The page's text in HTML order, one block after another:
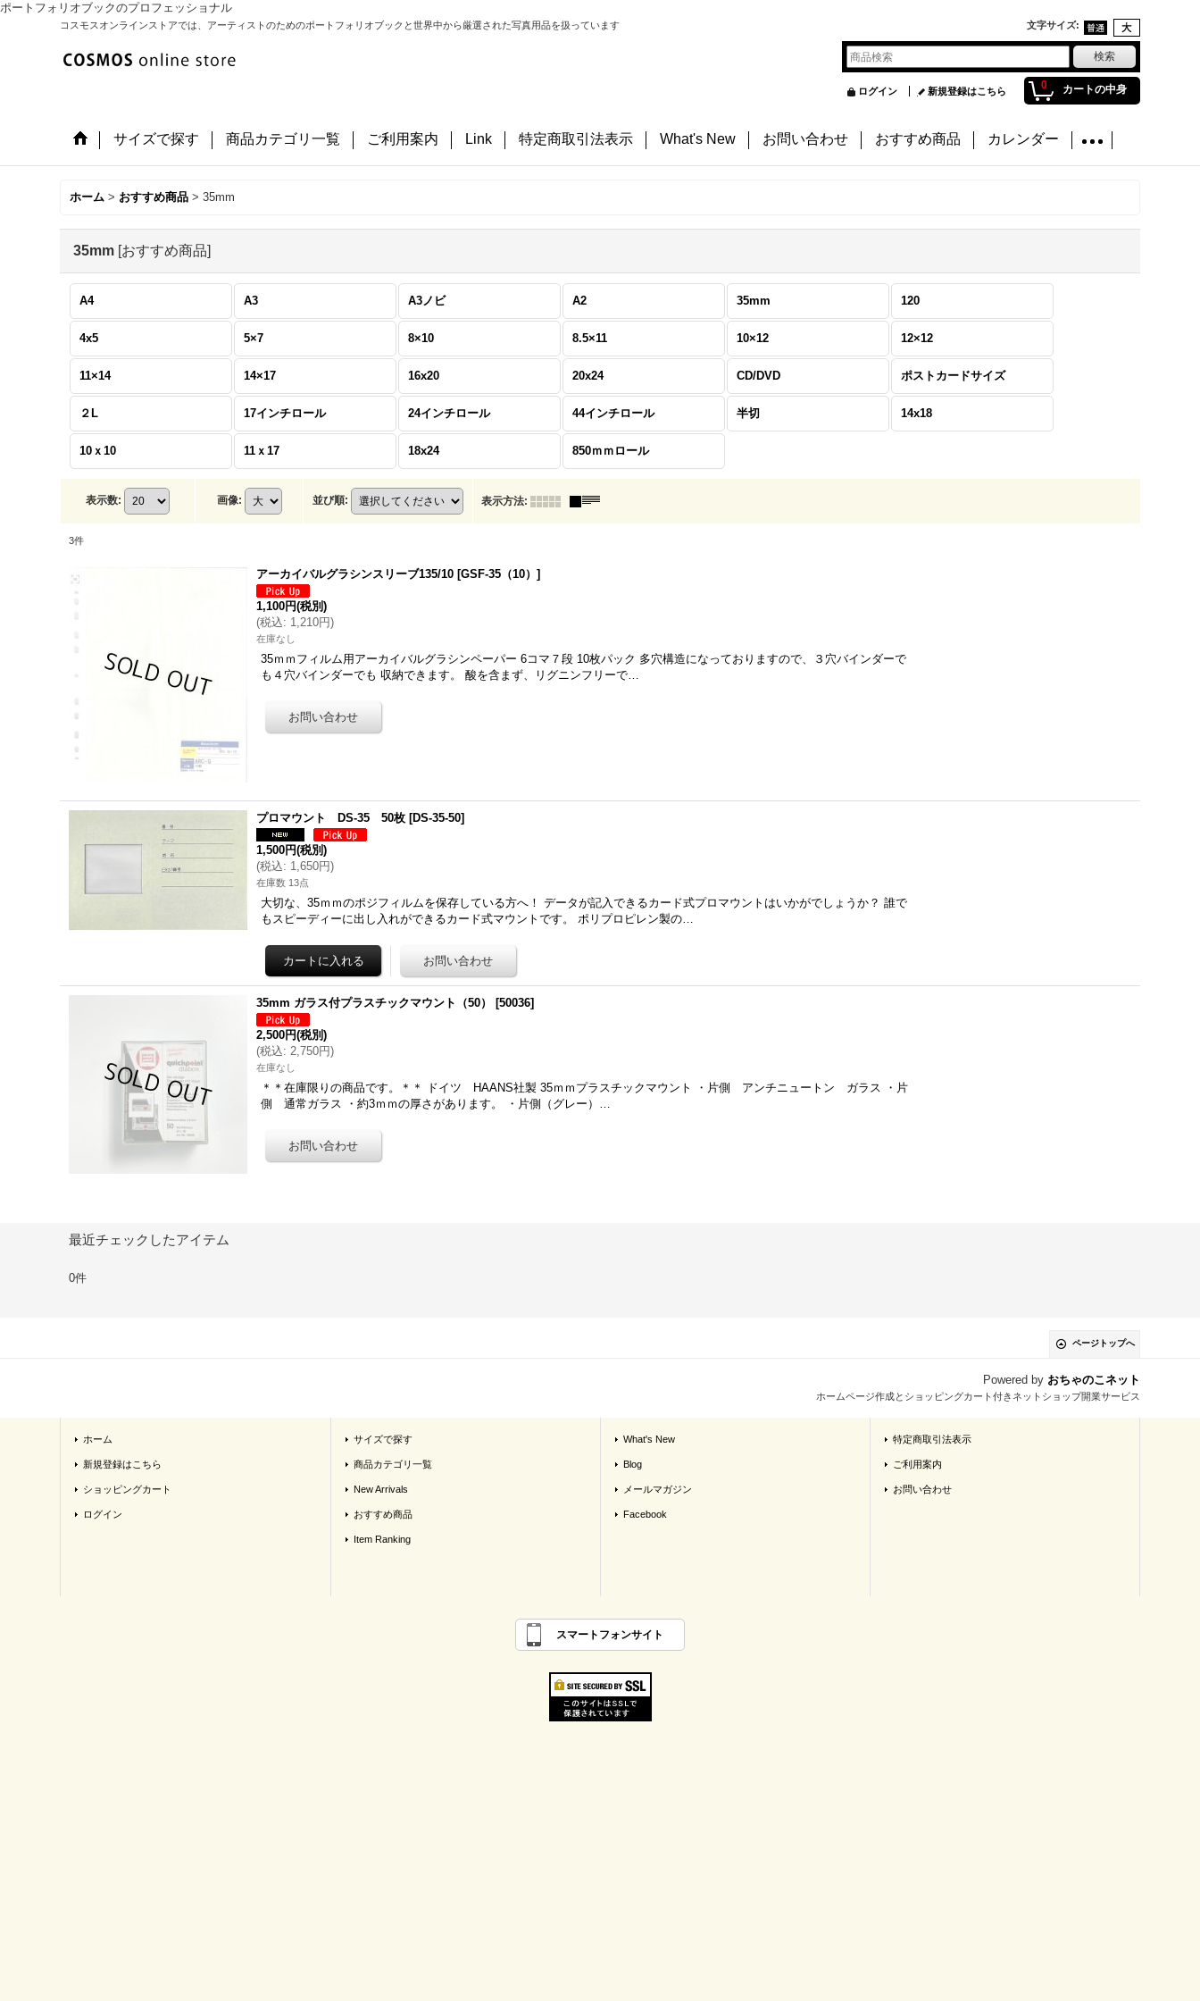
ポートフォリオブックのプロフェッショナル
コスモスオンラインストアでは、アーティストのためのポートフォリオブックと世界中から厳選された写真用品を扱っています 文字サイズ:
0 カートの中身
ログイン 新規登録はこちら
サイズで探す 商品カテゴリ一覧 ご利用案内 Link 特定商取引法表示 What's New お問い合わせ おすすめ商品 カレンダー
ホーム > おすすめ商品 > 35mm
35mm [おすすめ商品]
A4 A3 A3ノビ A2 35mm 120
4x5 5×7 8×10 8.5×11 10×12 12×12
11×14 14×17 16x20 20x24 CD/DVD ポストカードサイズ
２L 17インチロール 24インチロール 44インチロール 半切 14x18
10ｘ10 11ｘ17 18x24 850ｍｍロール
表示数: 画像: 並び順: 表示方法:
3件
アーカイバルグラシンスリーブ135/10 [GSF-35（10）]
1,100円(税別)
(税込: 1,210円)
在庫なし
35ｍｍフィルム用アーカイバルグラシンペーパー 6コマ７段 10枚パック 多穴構造になっておりますので、３穴バインダーで
も４穴バインダーでも 収納できます。 酸を含まず、リグニンフリーで…
プロマウント DS-35 50枚 [DS-35-50]
1,500円(税別)
(税込: 1,650円)
在庫数 13点
大切な、35ｍｍのポジフィルムを保存している方へ！ データが記入できるカード式プロマウントはいかがでしょうか？ 誰で
もスピーディーに出し入れができるカード式マウントです。 ポリプロピレン製の…
35mm ガラス付プラスチックマウント（50） [50036]
2,500円(税別)
(税込: 2,750円)
在庫なし
＊＊在庫限りの商品です。＊＊ ドイツ HAANS社製 35ｍｍプラスチックマウント ・片側 アンチニュートン ガラス ・片
側 通常ガラス ・約3ｍｍの厚さがあります。 ・片側（グレー）…
最近チェックしたアイテム
0件
ページトップへ
Powered by おちゃのこネット
ホームページ作成とショッピングカート付きネットショップ開業サービス
ホーム
新規登録はこちら
ショッピングカート
ログイン
サイズで探す
商品カテゴリ一覧
New Arrivals
おすすめ商品
Item Ranking
What's New
Blog
メールマガジン
Facebook
特定商取引法表示
ご利用案内
お問い合わせ
スマートフォンサイト